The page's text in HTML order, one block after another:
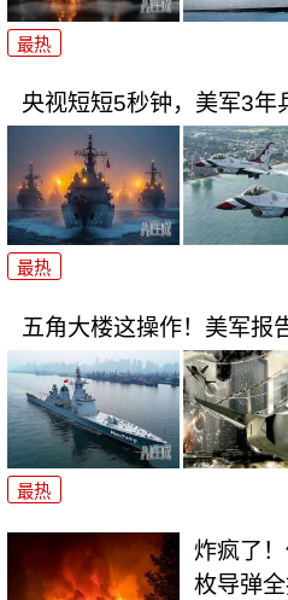
最热
央视短短5秒钟，美军3年
最热
五角大楼这操作！美军报
最热
炸疯了
枚导弹